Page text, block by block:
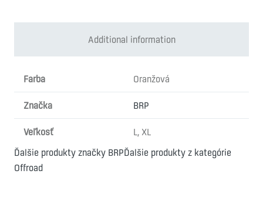
quantity
Additional information
Farba Oranžová
Značka BRP
Veľkosť
L, XL
Ďalšie produkty značky BRPĎalšie produkty z kategórie
Offroad